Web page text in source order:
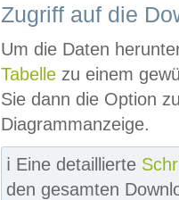
Zugriff auf die
Um die Daten
Tabelle zu einem
Sie dann die Option
Diagrammanzeige.
ℹ️ Eine detaillierte
den gesamten